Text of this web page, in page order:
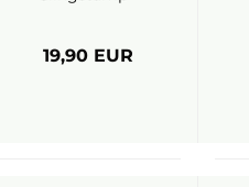
19,90 EUR